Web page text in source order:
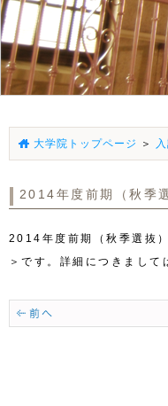
大学院トップページ ＞
2014年度前期（秋季
2014年度前期（秋季選抜
＞です。詳細につきまして